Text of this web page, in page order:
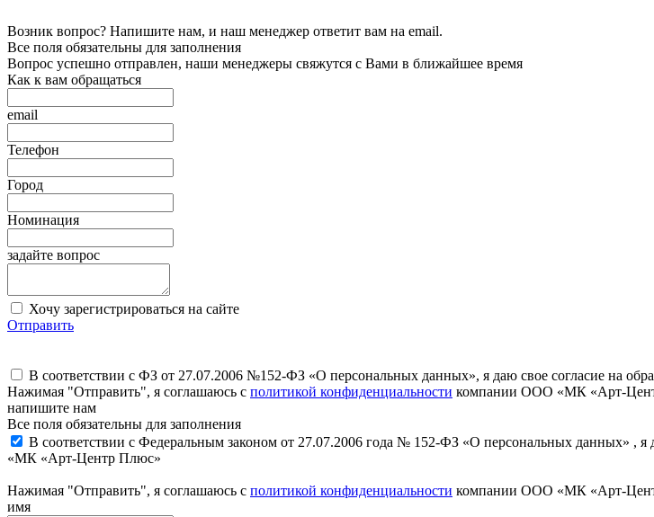
Возник вопрос? Напишите нам, и наш менеджер ответит вам на email.
Все поля обязательны для заполнения
Вопрос успешно отправлен, наши менеджеры свяжутся с Вами в ближайшее время
Как к вам обращаться
email
Телефон
Город
Номинация
задайте вопрос
Хочу зарегистрироваться на сайте
Отправить
В соответствии с ФЗ от 27.07.2006 №152-ФЗ «О персональных данных», я даю свое согласие на
Нажимая "Отправить", я соглашаюсь с политикой конфиденциальности компании ООО «МК «Арт-
напишите нам
Все поля обязательны для заполнения
В соответствии с Федеральным законом от 27.07.2006 года № 152-ФЗ «О персональных данных» ,
«МК «Арт-Центр Плюс»
Нажимая "Отправить", я соглашаюсь с политикой конфиденциальности компании ООО «МК «Арт-
имя